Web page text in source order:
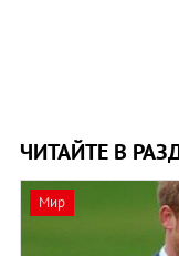
ЧИТАЙТЕ В
Мир